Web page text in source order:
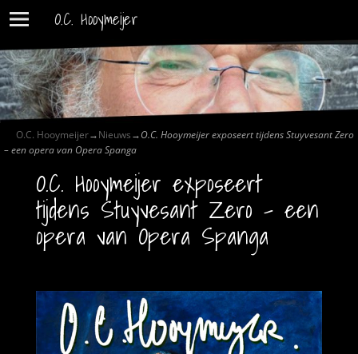
O.C. Hooymeijer
O.C. Hooymeijer→Nieuws→O.C. Hooymeijer exposeert tijdens Stuyvesant Zero
– een opera van Opera Spanga
O.C. Hooymeijer exposeert
tijdens Stuyvesant Zero – een
opera van Opera Spanga